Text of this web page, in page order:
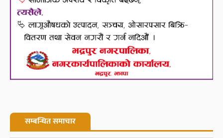
सम्बन्धित समाचार